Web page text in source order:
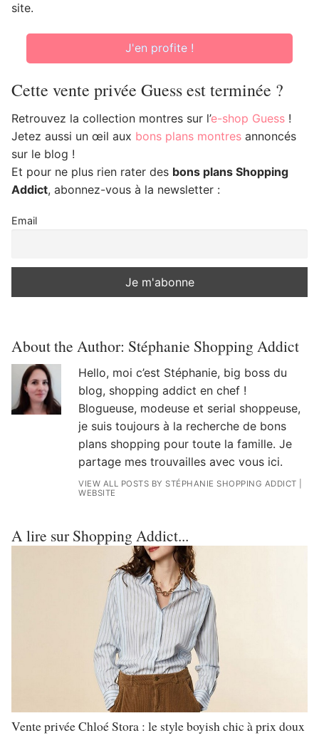
site.
J'en profite !
Cette vente privée Guess est terminée ?
Retrouvez la collection montres sur l’e-shop Guess !
Jetez aussi un œil aux bons plans montres annoncés
sur le blog !
Et pour ne plus rien rater des bons plans Shopping
Addict, abonnez-vous à la newsletter :
Email
About the Author: Stéphanie Shopping Addict
Hello, moi c’est Stéphanie, big boss du
blog, shopping addict en chef !
Blogueuse, modeuse et serial shoppeuse,
je suis toujours à la recherche de bons
plans shopping pour toute la famille. Je
partage mes trouvailles avec vous ici.
VIEW ALL POSTS BY STÉPHANIE SHOPPING ADDICT
WEBSITE
A lire sur Shopping Addict...
Vente privée Chloé Stora : le style boyish chic à prix doux